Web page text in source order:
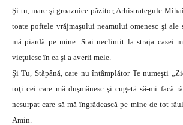
Şi tu, mare şi groaznice păzitor, Arhistrategule
toate poftele vrăjmaşului neamului omenesc şi
mă piardă pe mine. Stai neclintit la straja casei
vieţuiesc în ea şi a averii mele.
Şi Tu, Stăpână, care nu întâmplător Te numeşti
toţi cei care mă duşmănesc şi cugetă să-mi facă
nesurpat care să mă îngrădească pe mine de tot
Amin.